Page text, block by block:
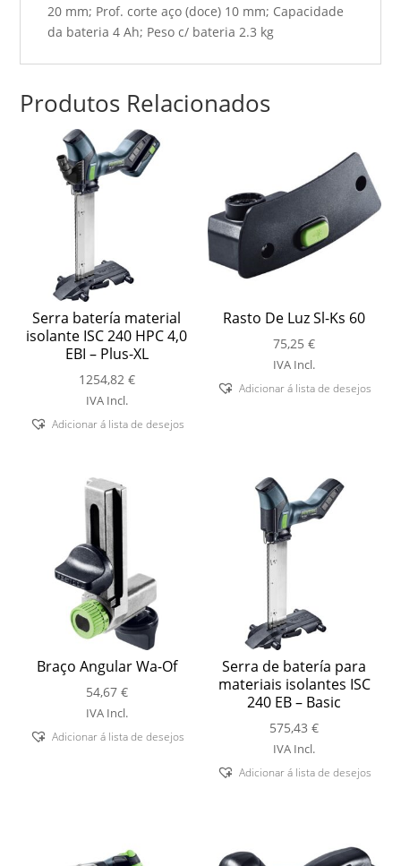
20 mm; Prof. corte aço (doce) 10 mm; Capacidade
da bateria 4 Ah; Peso c/ bateria 2.3 kg
Produtos Relacionados
Serra batería material
isolante ISC 240 HPC 4,0
EBI – Plus-XL
1254,82 €
IVA Incl.
Adicionar á lista de desejos
Rasto De Luz Sl-Ks 60
75,25€
IVA Incl.
Adicionar á lista de desejos
Braço Angular Wa-Of
54,67 €
IVA Incl.
Adicionar á lista de desejos
Serra de batería para
materiais isolantes ISC
240 EB – Basic
575,43€
IVA Incl.
Adicionar á lista de desejos